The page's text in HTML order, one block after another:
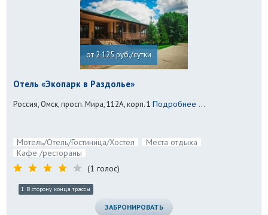
от 2 125 руб./сутки
Отель «Экопарк в Раздолье»
Россия, Омск, просп. Мира, 112А, корп. 1 Подробнее ...
Мотель/Отель/Гостиница/Хостел
Места отдыха
Кафе /рестораны
(1 голос)
В сторону конца трассы
ЗАБРОНИРОВАТЬ